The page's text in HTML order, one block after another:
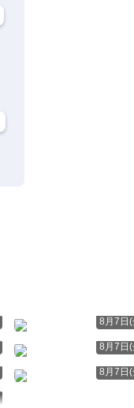
8月7日
8月7日
8月7日